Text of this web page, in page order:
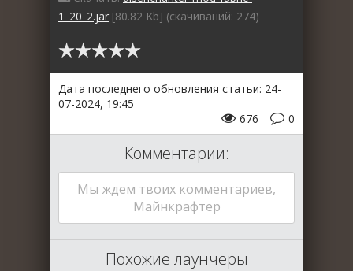
1_20_2.jar [80.82 Kb] (cкачиваний: 274)
Дата последнего обновления статьи: 24-
07-2024, 19:45
0
676
Комментарии:
Мы ждем твоих комментариев,
Майнкрафтер
Похожие лаунчеры